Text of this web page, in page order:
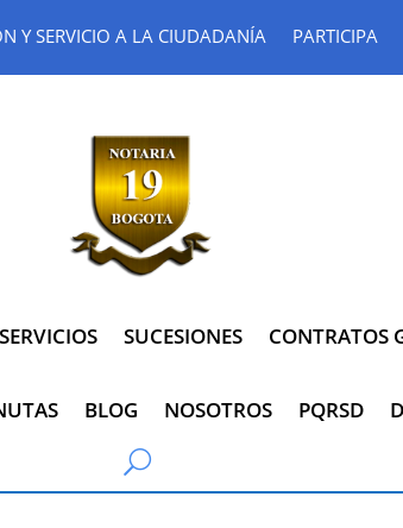
Y SERVICIO A LA CIUDADANÍA PARTICIPA
SERVICIOS SUCESIONES CONTRATOS
BLOG NOSOTROS PQRSD